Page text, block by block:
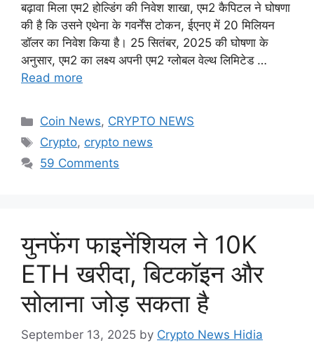
बढ़ावा मिला एम2 होल्डिंग की निवेश शाखा, एम2 कैपिटल ने घोषणा
की है कि उसने एथेना के गवर्नेंस टोकन, ईएनए में 20 मिलियन
डॉलर का निवेश किया है। 25 सितंबर, 2025 की घोषणा के
अनुसार, एम2 का लक्ष्य अपनी एम2 ग्लोबल वेल्थ लिमिटेड …
Read more
Categories
Coin News, CRYPTO NEWS
Tags
Crypto, crypto news
59 Comments
युनफेंग फाइनेंशियल ने 10K
ETH खरीदा, बिटकॉइन और
सोलाना जोड़ सकता है
September 13, 2025 by Crypto News Hidia